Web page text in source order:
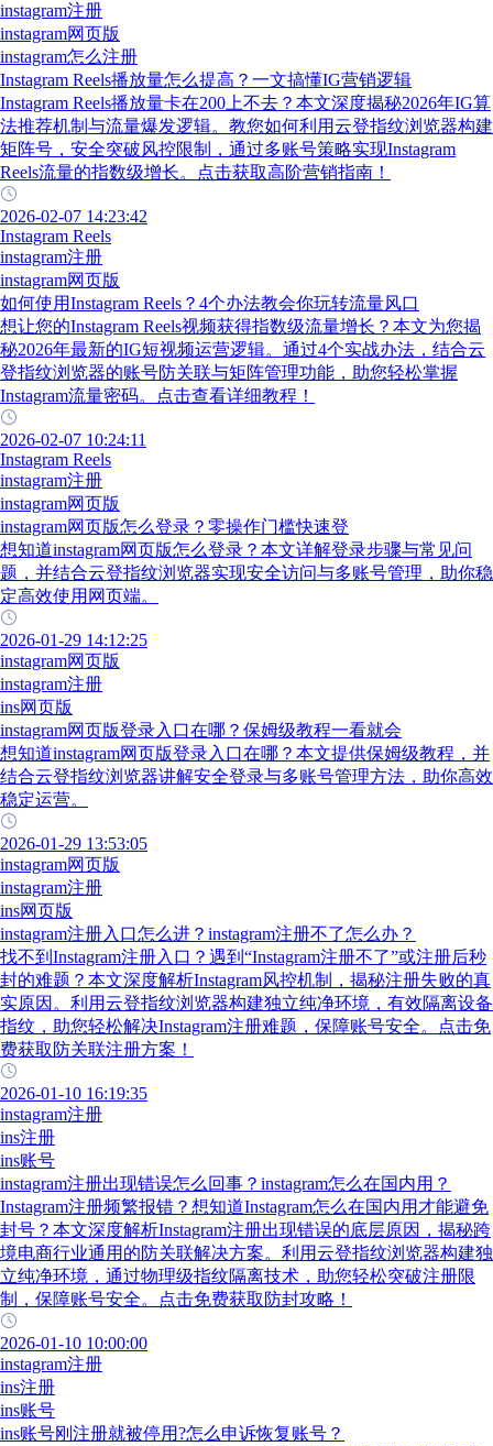
instagram注册
instagram网页版
instagram怎么注册
Instagram Reels播放量怎么提高？一文搞懂IG营销逻辑
Instagram Reels播放量卡在200上不去？本文深度揭秘2026年IG算
法推荐机制与流量爆发逻辑。教您如何利用云登指纹浏览器构建
矩阵号，安全突破风控限制，通过多账号策略实现Instagram
Reels流量的指数级增长。点击获取高阶营销指南！
2026-02-07 14:23:42
Instagram Reels
instagram注册
instagram网页版
如何使用Instagram Reels？4个办法教会你玩转流量风口
想让您的Instagram Reels视频获得指数级流量增长？本文为您揭
秘2026年最新的IG短视频运营逻辑。通过4个实战办法，结合云
登指纹浏览器的账号防关联与矩阵管理功能，助您轻松掌握
Instagram流量密码。点击查看详细教程！
2026-02-07 10:24:11
Instagram Reels
instagram注册
instagram网页版
instagram网页版怎么登录？零操作门槛快速登
想知道instagram网页版怎么登录？本文详解登录步骤与常见问
题，并结合云登指纹浏览器实现安全访问与多账号管理，助你稳
定高效使用网页端。
2026-01-29 14:12:25
instagram网页版
instagram注册
ins网页版
instagram网页版登录入口在哪？保姆级教程一看就会
想知道instagram网页版登录入口在哪？本文提供保姆级教程，并
结合云登指纹浏览器讲解安全登录与多账号管理方法，助你高效
稳定运营。
2026-01-29 13:53:05
instagram网页版
instagram注册
ins网页版
instagram注册入口怎么进？instagram注册不了怎么办？
找不到Instagram注册入口？遇到“Instagram注册不了”或注册后秒
封的难题？本文深度解析Instagram风控机制，揭秘注册失败的真
实原因。利用云登指纹浏览器构建独立纯净环境，有效隔离设备
指纹，助您轻松解决Instagram注册难题，保障账号安全。点击免
费获取防关联注册方案！
2026-01-10 16:19:35
instagram注册
ins注册
ins账号
instagram注册出现错误怎么回事？instagram怎么在国内用？
Instagram注册频繁报错？想知道Instagram怎么在国内用才能避免
封号？本文深度解析Instagram注册出现错误的底层原因，揭秘跨
境电商行业通用的防关联解决方案。利用云登指纹浏览器构建独
立纯净环境，通过物理级指纹隔离技术，助您轻松突破注册限
制，保障账号安全。点击免费获取防封攻略！
2026-01-10 10:00:00
instagram注册
ins注册
ins账号
ins账号刚注册就被停用?怎么申诉恢复账号？